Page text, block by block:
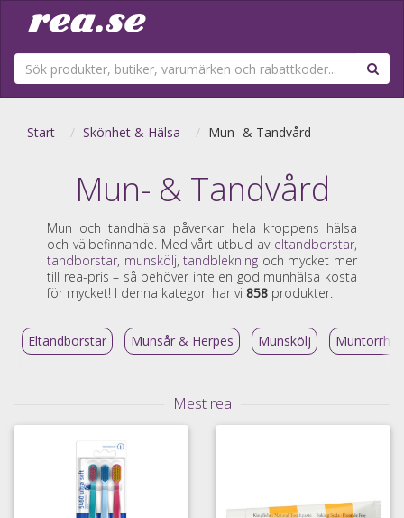
Start Skönhet & Hälsa Mun- & Tandvård
Mun- & Tandvård
Mun och tandhälsa påverkar hela kroppens hälsa
och välbefinnande. Med vårt utbud av eltandborstar,
tandborstar, munskölj,tandblekning och mycket mer
till rea-pris – så behöver inte en god munhälsa kosta
för mycket! I denna kategori har vi 858 produkter.
Eltandborstar Munsår & Herpes Munskölj Muntorrhet
Mest rea